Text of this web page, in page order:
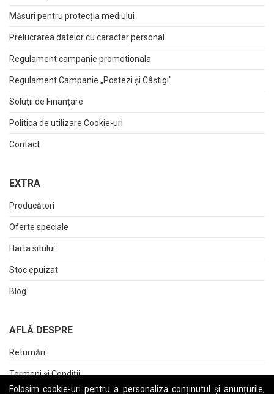
Folosim cookie-uri pentru a personaliza conținutul și anunțurile,
Măsuri pentru protecția mediului
Prelucrarea datelor cu caracter personal
Regulament campanie promotionala
Regulament Campanie „Postezi și Câștigi"
Soluții de Finanțare
Politica de utilizare Cookie-uri
Contact
EXTRA
Producători
Oferte speciale
Harta sitului
Stoc epuizat
Blog
AFLĂ DESPRE
Returnări
Termeni și Condiții